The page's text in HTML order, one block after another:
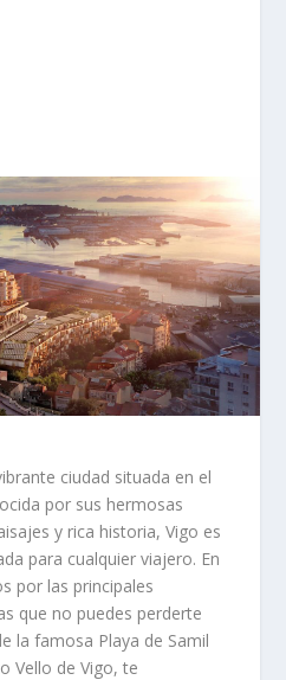
ciudad situada en el
por sus hermosas
y rica historia, Vigo es
para cualquier viajero. En
por las principales
que no puedes perderte
la famosa Playa de Samil
Vello de Vigo, te